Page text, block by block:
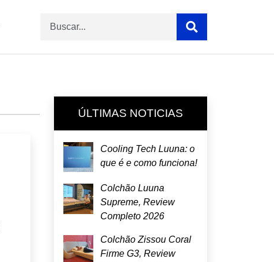
ÚLTIMAS NOTICIAS
Cooling Tech Luuna: o
que é e como funciona!
Colchão Luuna
Supreme, Review
Completo 2026
Colchão Zissou Coral
Firme G3, Review